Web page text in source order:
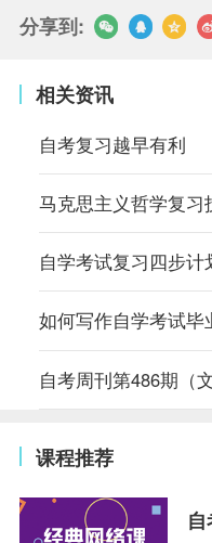
分享到:
相关资讯
自考复习越早有利
马克思主义哲学复
自学考试复习四步计
如何写作自学考试毕
自考周刊第486期（
课程推荐